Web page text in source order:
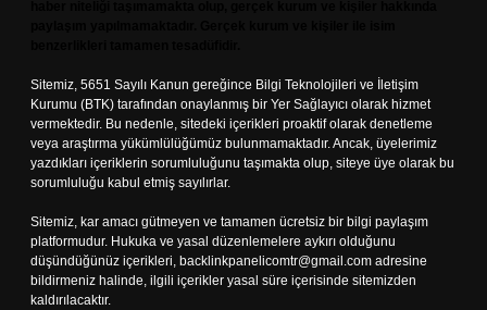
Sitemiz, 5651 Sayılı Kanun gereğince Bilgi Teknolojileri ve İletişim
Kurumu (BTK) tarafından onaylanmış bir Yer Sağlayıcı olarak hizmet
vermektedir. Bu nedenle, sitedeki içerikleri proaktif olarak denetleme
veya araştırma yükümlülüğümüz bulunmamaktadır. Ancak, üyelerimiz
yazdıkları içeriklerin sorumluluğunu taşımakta olup, siteye üye olarak bu
sorumluluğu kabul etmiş sayılırlar.
Sitemiz, kar amacı gütmeyen ve tamamen ücretsiz bir bilgi paylaşım
platformudur. Hukuka ve yasal düzenlemelere aykırı olduğunu
düşündüğünüz içerikleri, backlinkpanelicomtr@gmail.com adresine
bildirmeniz halinde, ilgili içerikler yasal süre içerisinde sitemizden
kaldırılacaktır.